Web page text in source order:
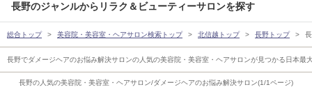
長野の人気の美容院・美容室・ヘアサロン/ダメージヘアのお悩み解決サロン(1/1ページ)
長野のジャンルからリラク＆ビューティーサロンを探す
総合トップ 美容院・美容室・ヘアサロン検索トップ 北信越トップ 長野トップ
長野でダメージヘアのお悩み解決サロンの人気の美容院・美容室・ヘアサロンが見つかる日本